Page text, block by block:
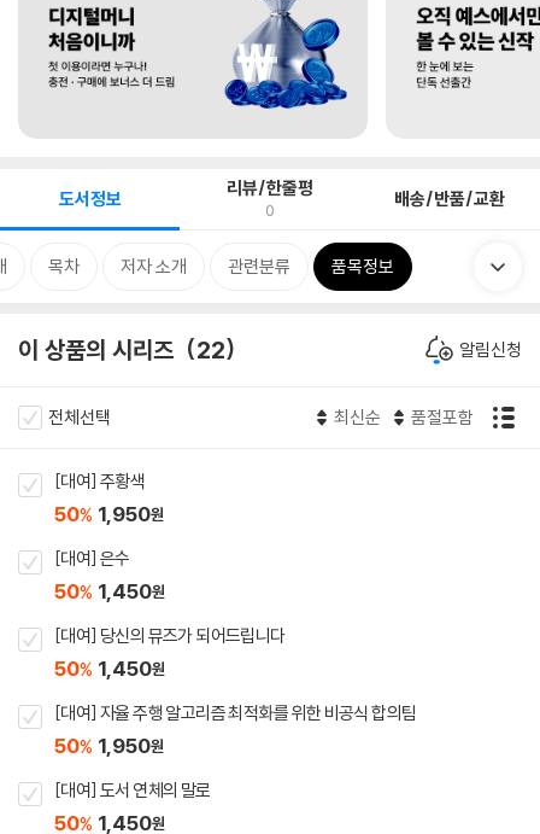
도서정보 리뷰/한줄평
0 배송/반품/교환
목차 저자 소개 관련분류 품목정보
이 상품의 시리즈 22 알림신청
전체선택 최신순 품절포함
[대여] 주황색
50% 1,950원
[대여] 은수
50% 1,450원
[대여] 당신의 뮤즈가 되어드립니다
50% 1,450원
[대여] 자율 주행 알고리즘 최적화를 위한 비공식 합의팀
50% 1,950원
[대여] 도서 연체의 말로
50% 1,450원